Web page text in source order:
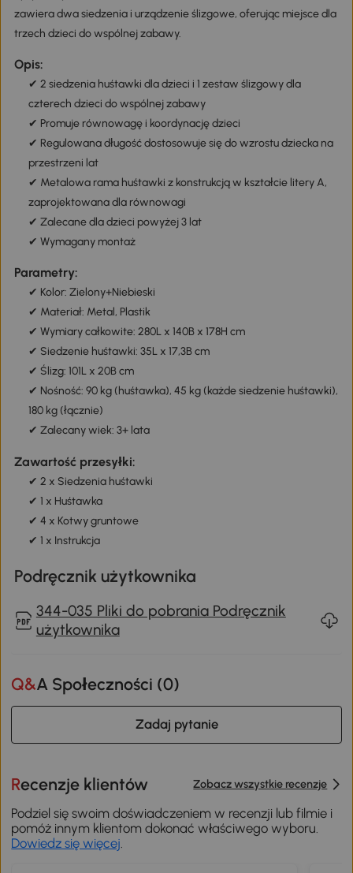
zawiera dwa siedzenia i urządzenie ślizgowe, oferując miejsce dla
trzech dzieci do wspólnej zabawy.
Opis:
✔ 2 siedzenia huśtawki dla dzieci i 1 zestaw ślizgowy dla
czterech dzieci do wspólnej zabawy
✔ Promuje równowagę i koordynację dzieci
✔ Regulowana długość dostosowuje się do wzrostu dziecka na
przestrzeni lat
✔ Metalowa rama huśtawki z konstrukcją w kształcie litery A,
zaprojektowana dla równowagi
✔ Zalecane dla dzieci powyżej 3 lat
✔ Wymagany montaż
Parametry:
✔ Kolor: Zielony+Niebieski
✔ Materiał: Metal, Plastik
✔ Wymiary całkowite: 280L x 140B x 178H cm
✔ Siedzenie huśtawki: 35L x 17,3B cm
✔ Ślizg: 101L x 20B cm
✔ Nośność: 90 kg (huśtawka), 45 kg (każde siedzenie huśtawki),
180 kg (łącznie)
✔ Zalecany wiek: 3+ lata
Zawartość przesyłki:
✔ 2 x Siedzenia huśtawki
✔ 1 x Huśtawka
✔ 4 x Kotwy gruntowe
✔ 1 x Instrukcja
Podręcznik użytkownika
344-035 Pliki do pobrania Podręcznik
użytkownika
Q&A Społeczności (0)
Zadaj pytanie
Recenzje klientów Zobacz wszystkie recenzje
Podziel się swoim doświadczeniem w recenzji lub filmie i
pomóż innym klientom dokonać właściwego wyboru.
Dowiedz się więcej.